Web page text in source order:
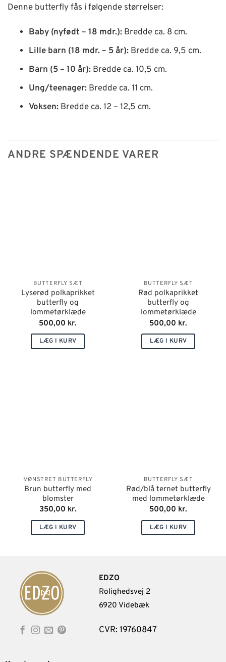
Denne butterfly fås i følgende størrelser:
Baby (nyfødt – 18 mdr.): Bredde ca. 8 cm.
Lille barn (18 mdr. – 5 år): Bredde ca. 9,5 cm.
Barn (5 – 10 år): Bredde ca. 10,5 cm.
Ung/teenager: Bredde ca. 11 cm.
Voksen: Bredde ca. 12 – 12,5 cm.
ANDRE SPÆNDENDE VARER
BUTTERFLY SÆT
Lyserød polkaprikket
butterfly og
lommetørklæde
500,00 kr.
LÆG I KURV
BUTTERFLY SÆT
Rød polkaprikket
butterfly og
lommetørklæde
500,00 kr.
LÆG I KURV
MØNSTRET BUTTERFLY
Brun butterfly med
blomster
350,00 kr.
LÆG I KURV
BUTTERFLY SÆT
Rød/blå ternet butterfly
med lommetørklæde
500,00 kr.
LÆG I KURV
EDZO
Rolighedsvej 2
6920 Videbæk
CVR: 19760847